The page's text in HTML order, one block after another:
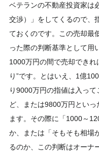
ベテランの不動産投資家は
交渉）」をしてくるので、
ておくのです。この売却最
った際の判断基準として用
1000万円の間で売却できれ
り”です。とはいえ、1億
り9000万円の指値は入っ
ど、または9800万円とい
ます。その際に「1000～
か、または「そもそも相場
るのか、この判断はオーナ